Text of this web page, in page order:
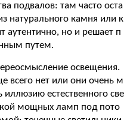
подвалов: там часто оста
натурального камня или к
аутентично, но и решает п
путем.
освещения.
всего нет или они очень м
естественного све
мощных ламп под пото